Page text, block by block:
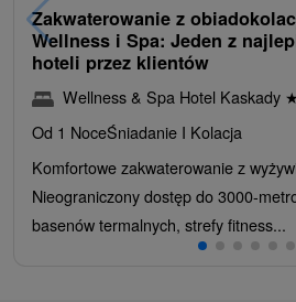
Zakwaterowanie z
Wellness i Spa: Jeden z
hoteli przez klientów
Wellness & Spa Hotel Kaskady ★
Od 1 NoceŚniadanie I Kolacja
Komfortowe zakwaterowanie z
Nieograniczony dostęp do 3000-
basenów termalnych, strefy fitness...